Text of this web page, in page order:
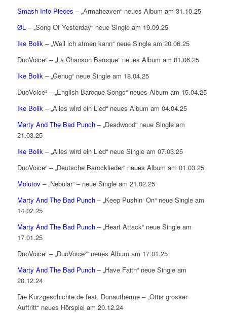
Smash Into Pieces – „Armaheaven“ neues Album am 31.10.25
ØL – „Song Of Yesterday“ neue Single am 19.09.25
Ike Bolik – „Weil ich atmen kann“ neue Single am 20.06.25
DuoVoice² – „La Chanson Baroque“ neues Album am 01.06.25
Ike Bolik– „Genug“ neue Single am 18.04.25
DuoVoice² – „English Baroque Songs“ neues Album am 15.04.25
Ike Bolik– „Alles wird ein Lied“ neues Album am 04.04.25
Marty And The Bad Punch– „Deadwood“ neue Single am
21.03.25
Ike Bolik– „Alles wird ein Lied“ neue Single am 07.03.25
DuoVoice² – „Deutsche Barocklieder“ neues Album am 01.03.25
Molutov – „Nebular“ – neue Single am 21.02.25
Marty And The Bad Punch– „Keep Pushin‘ On“ neue Single am
14.02.25
Marty And The Bad Punch– „Heart Attack“ neue Single am
17.01.25
DuoVoice² – „DuoVoice²“ neues Album am 17.01.25
Marty And The Bad Punch– „Have Faith“ neue Single am
20.12.24
Die Kurzgeschichte.de feat. Donautherme – „Ottis grosser
Auftritt“ neues Hörspiel am 20.12.24